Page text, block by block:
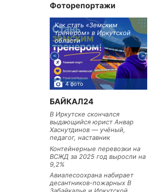
Фоторепортажи
Как стать «Земским
тренером» в Иркутской
области
4 фото
БАЙКАЛ24
В Иркутске скончался
выдающийся юрист Анвар
Хаснутдинов — учёный,
педагог, наставник
Контейнерные перевозки на
ВСЖД за 2025 год выросли на
9,2%
Авиалесоохрана набирает
десантников-пожарных В